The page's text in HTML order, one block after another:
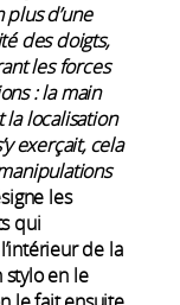
plus d’une
des doigts,
les forces
: la main
localisation
exerçait, cela
les
qui
de la
stylo en le